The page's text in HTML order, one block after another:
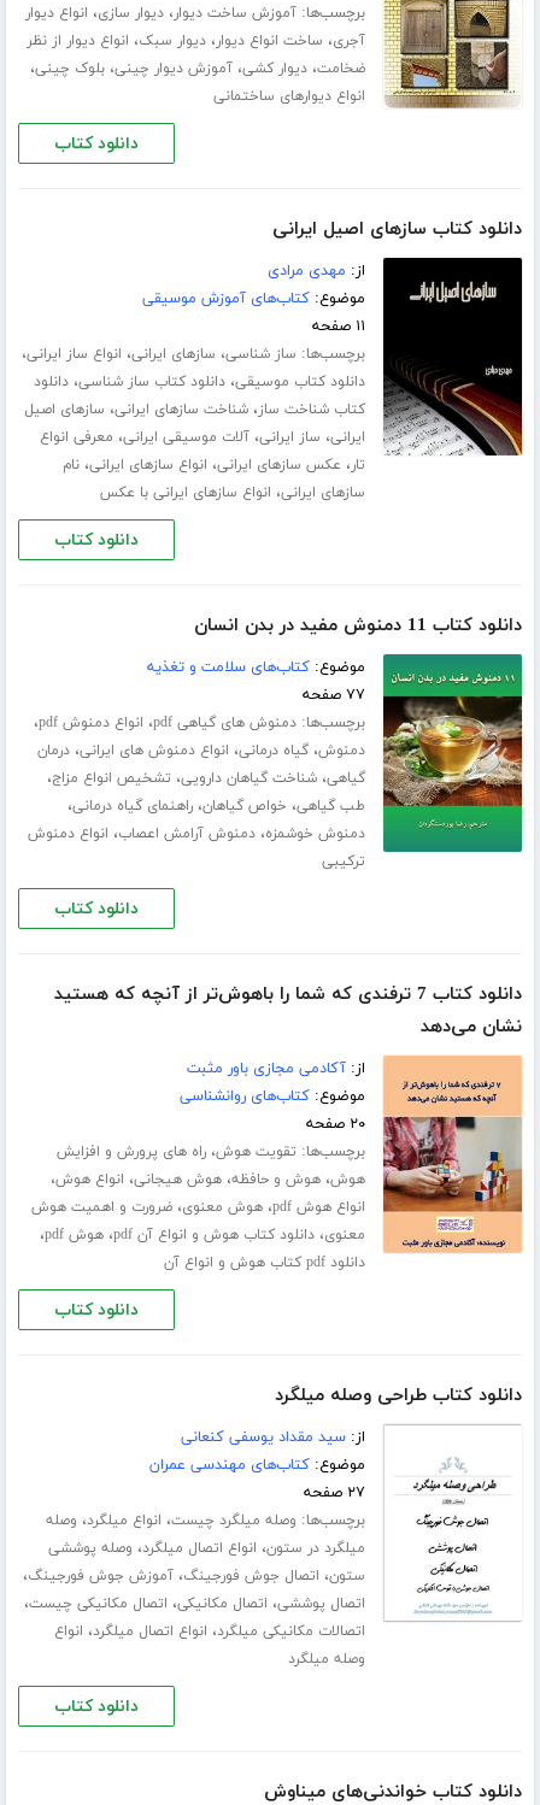
برچسب‌ها:آموزش ساخت دیوار،دیوار سازی، انواع دیوار
آجری، ساخت انواع دیوار،دیوار سبک، انواع دیوار از نظر
ضخامت،دیوار کشی،آموزش دیوار چینی،بلوک چینی،
انواع دیوارهای ساختمانی
دانلود کتاب
دانلود کتاب سازهای اصیل ایرانی
از: مهدی مرادی
موضوع:کتاب‌های آموزش موسیقی
۱۱ صفحه
برچسب‌ها: ساز شناسی، سازهای ایرانی، انواع ساز ایرانی،
دانلود کتاب موسیقی،دانلود کتاب ساز شناسی،دانلود
کتاب شناخت ساز،شناخت سازهای ایرانی، سازهای اصیل
ایرانی، ساز ایرانی،آلات موسیقی ایرانی، معرفی انواع
تار، عکس سازهای ایرانی، انواع سازهای ایرانی،نام
سازهای ایرانی، انواع سازهای ایرانی با عکس
دانلود کتاب
دانلود کتاب 11 دمنوش مفید در بدن انسان
موضوع:کتاب‌های سلامت و تغذیه
۷۷ صفحه
برچسب‌ها:دمنوش های گیاهی pdf ، انواع دمنوش pdf ،
دمنوش،گیاه درمانی، انواع دمنوش های ایرانی،درمان
گیاهی،شناخت گیاهان دارویی، تشخیص انواع مزاج،
طب گیاهی، خواص گیاهان،راهنمای گیاه درمانی،
دمنوش خوشمزه،دمنوش آرامش اعصاب، انواع دمنوش
ترکیبی
دانلود کتاب
دانلود کتاب 7 ترفندی که شما را باهوش‌‌تر از آنچه که هستید
نشان می‌دهد
از:آکادمی مجازی باور مثبت
موضوع:کتاب‌های روانشناسی
۲۰ صفحه
برچسب‌ها: تقویت هوش،راه های پرورش و افزایش
هوش،هوش و حافظه،هوش هیجانی، انواع هوش،
انواع هوش pdf ،هوش معنوی،ضرورت و اهمیت هوش
معنوی،دانلود کتاب هوش و انواع آن pdf ،هوش pdf ،
دانلود pdf کتاب هوش و انواع آن
دانلود کتاب
دانلود کتاب طراحی وصله میلگرد
از:سید مقداد یوسفی کنعانی
موضوع:کتاب‌های مهندسی عمران
۲۷ صفحه
برچسب‌ها: وصله میلگرد چیست، انواع میلگرد، وصله
میلگرد در ستون، انواع اتصال میلگرد، وصله پوششی
ستون، اتصال جوش فورجینگ،آموزش جوش فورجینگ،
اتصال پوششی، اتصال مکانیکی، اتصال مکانیکی چیست،
اتصالات مکانیکی میلگرد، انواع اتصال میلگرد، انواع
وصله میلگرد
دانلود کتاب
دانلود کتاب خواندنی‌های میناوش